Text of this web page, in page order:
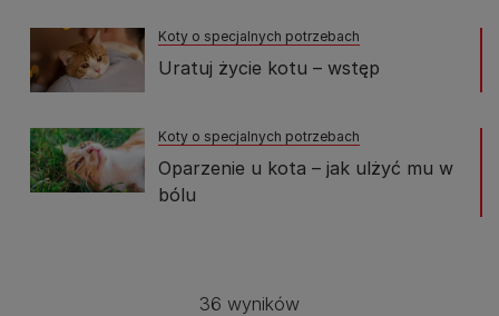
Koty o specjalnych potrzebach
Uratuj życie kotu – wstęp
Koty o specjalnych potrzebach
Oparzenie u kota – jak ulżyć mu w
bólu
36 wyników